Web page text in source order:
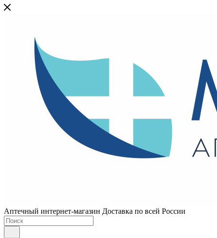
Аптечный интернет-магазин Доставка по всей России